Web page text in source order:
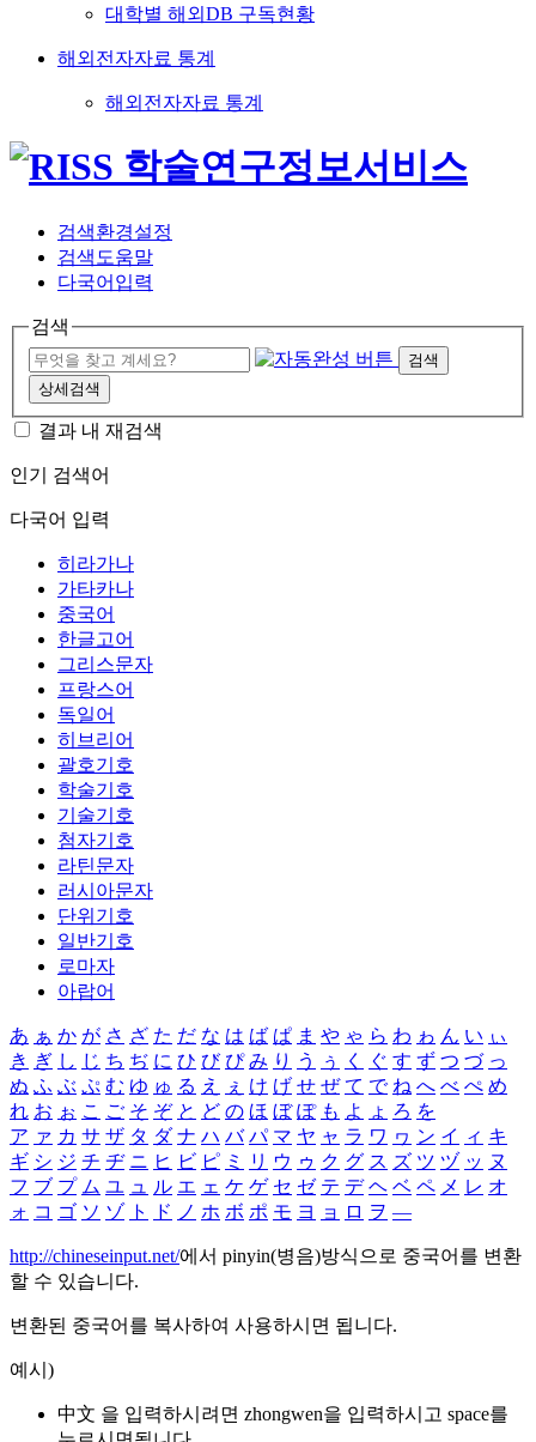
대학별 해외DB 구독현황
해외전자자료 통계
해외전자자료 통계
검색환경설정
검색도움말
다국어입력
검색
검색
상세검색
결과 내 재검색
인기 검색어
다국어 입력
히라가나
가타카나
중국어
한글고어
그리스문자
프랑스어
독일어
히브리어
괄호기호
학술기호
기술기호
첨자기호
라틴문자
러시아문자
단위기호
일반기호
로마자
아랍어
あ ぁ か が さ ざ た だ な は ば ぱ ま や ゃ ら わ ゎ ん い ぃ
き ぎ し じ ち ぢ に ひ び ぴ み り う ぅ く ぐ す ず つ づ っ
ぬ ふ ぶ ぷ む ゆ ゅ る え ぇ け げ せ ぜ て で ね へ べ ぺ め
れ お ぉ こ ご そ ぞ と ど の ほ ぼ ぽ も よ ょ ろ を
ア ァ カ サ ザ タ ダ ナ ハ バ パ マ ヤ ャ ラ ワ ヮ ン イ ィ キ
ギ シ ジ チ ヂ ニ ヒ ビ ピ ミ リ ウ ゥ ク グ ス ズ ツ ヅ ッ ヌ
フ ブ プ ム ユ ュ ル エ ェ ケ ゲ セ ゼ テ デ ヘ ベ ペ メ レ オ
ォ コ ゴ ソ ゾ ト ド ノ ホ ボ ポ モ ヨ ョ ロ ヲ ―
http://chineseinput.net/에서 pinyin(병음)방식으로 중국어를 변환
할 수 있습니다.
변환된 중국어를 복사하여 사용하시면 됩니다.
예시)
中文 을 입력하시려면 zhongwen을 입력하시고 space를